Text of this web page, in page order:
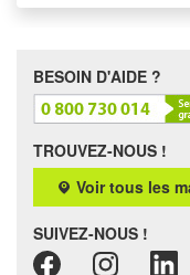
BESOIN D'AIDE ?
TROUVEZ-NOUS !
Voir tous les
SUIVEZ-NOUS !